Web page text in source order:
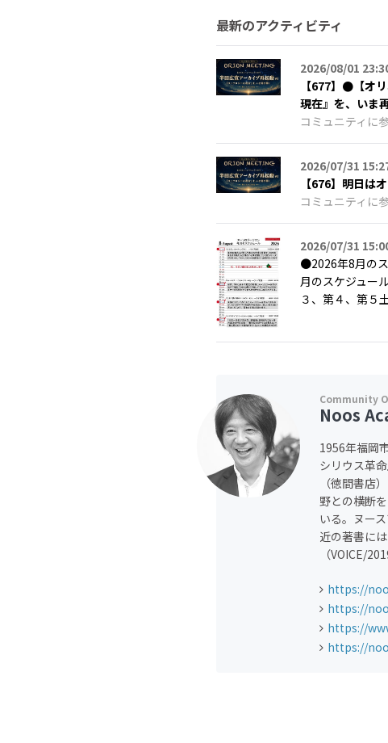
最新のアクティビティ
2026/08/01
【677】●【オ
現在』を、いま
コミュニティに
2026/07/31
【676】明日は
コミュニティに
2026/07/31
●2026年8月の
月のスケジュー
３、第４、第５
Noos
1956年福岡
シリウス革
（徳間書店
野との横断
いる。ヌー
近の著書に
（VOICE/
https://
https://
https://
https://